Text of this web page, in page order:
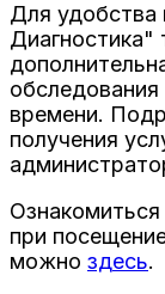
Для
Диагностика"
времени.
получения
при
можно здесь.